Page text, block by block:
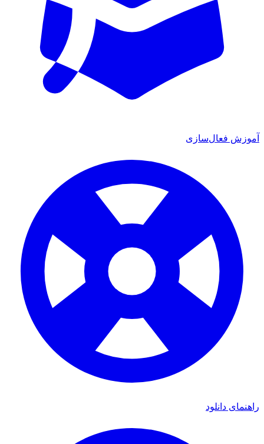
آموزش فعال‌سازی
راهنمای دانلود